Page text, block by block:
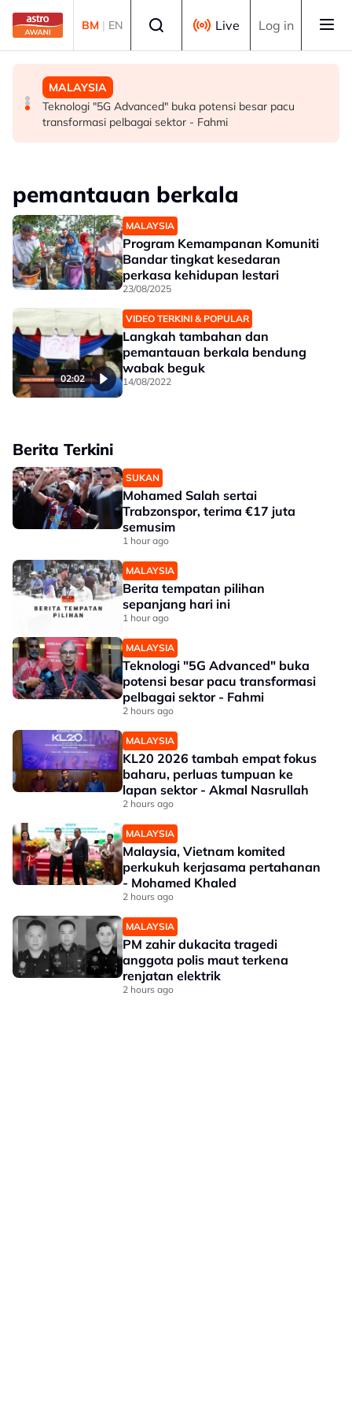
Skip to main content
BM | EN Live Log in
SUKAN
Mohamed Salah sertai Trabzonspor, terima €17 juta
semusim
MALAYSIA
Berita tempatan pilihan sepanjang hari ini
MALAYSIA
Teknologi "5G Advanced" buka potensi besar pacu
transformasi pelbagai sektor - Fahmi
pemantauan berkala
MALAYSIA
Program Kemampanan Komuniti
Bandar tingkat kesedaran
perkasa kehidupan lestari
23/08/2025
02:02
VIDEO TERKINI & POPULAR
Langkah tambahan dan
pemantauan berkala bendung
wabak beguk
14/08/2022
Berita Terkini
SUKAN
Mohamed Salah sertai
Trabzonspor, terima €17 juta
semusim
1 hour ago
MALAYSIA
Berita tempatan pilihan
sepanjang hari ini
1 hour ago
MALAYSIA
Teknologi "5G Advanced" buka
potensi besar pacu transformasi
pelbagai sektor - Fahmi
2 hours ago
MALAYSIA
KL20 2026 tambah empat fokus
baharu, perluas tumpuan ke
lapan sektor - Akmal Nasrullah
2 hours ago
MALAYSIA
Malaysia, Vietnam komited
perkukuh kerjasama pertahanan
- Mohamed Khaled
2 hours ago
MALAYSIA
PM zahir dukacita tragedi
anggota polis maut terkena
renjatan elektrik
2 hours ago